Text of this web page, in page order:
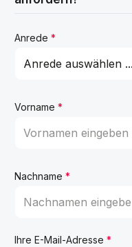
Anrede *
Vorname *
Nachname *
Ihre E-Mail-Adresse *